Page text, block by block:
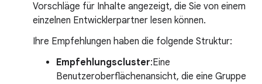
Vorschläge für Inhalte angezeigt, die Sie von einem
einzelnen Entwicklerpartner lesen können.
Ihre Empfehlungen haben die folgende Struktur:
Empfehlungscluster:Eine
Benutzeroberflächenansicht, die eine Gruppe